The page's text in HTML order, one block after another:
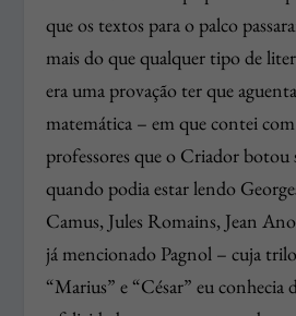
que os textos para o palco
mais do que qualquer tipo de
era uma provação ter que
matemática – em que contei
professores que o Criador botou
quando podia estar lendo
Camus, Jules Romains, Jean
já mencionado Pagnol – cuja
“Marius” e “César” eu